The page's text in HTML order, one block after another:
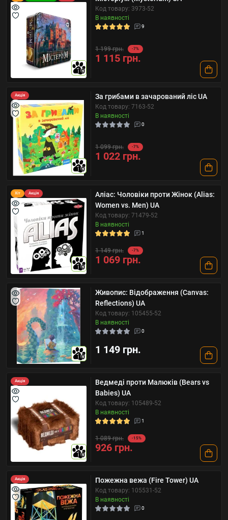
10
Код товару: 3973-52
В наявності
9
1 199 грн. -7%
1 115 грн.
Акція
10
За грибами в зачарований ліс UA
Код товару: 7163-52
В наявності
0
1 099 грн. -7%
1 022 грн.
Хіт Акція
10
Аліас: Чоловіки проти Жінок (Alias:
Women vs. Men) UA
Код товару: 71479-52
В наявності
1
1 149 грн. -7%
1 069 грн.
10
Живопис: Відображення (Canvas:
Reflections) UA
Код товару: 105455-52
В наявності
0
1 149 грн.
Акція
10
Ведмеді проти Малюків (Bears vs
Babies) UA
Код товару: 105489-52
В наявності
1
1 089 грн. -15%
926 грн.
Акція Пожежна вежа (Fire Tower) UA
Код товару: 105531-52
В наявності
0